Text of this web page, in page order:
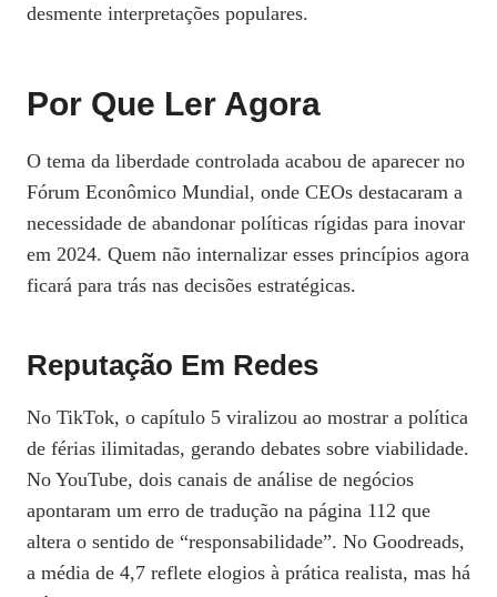
desmente interpretações populares.
Por Que Ler Agora
O tema da liberdade controlada acabou de aparecer no
Fórum Econômico Mundial, onde CEOs destacaram a
necessidade de abandonar políticas rígidas para inovar
em 2024. Quem não internalizar esses princípios agora
ficará para trás nas decisões estratégicas.
Reputação Em Redes
No TikTok, o capítulo 5 viralizou ao mostrar a política
de férias ilimitadas, gerando debates sobre viabilidade.
No YouTube, dois canais de análise de negócios
apontaram um erro de tradução na página 112 que
altera o sentido de “responsabilidade”. No Goodreads,
a média de 4,7 reflete elogios à prática realista, mas há